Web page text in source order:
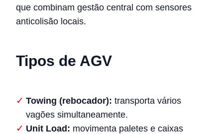
que combinam gestão central com sensores
anticolisão locais.
Tipos de AGV
Towing (rebocador): transporta vários
vagões simultaneamente.
Unit Load: movimenta paletes e caixas